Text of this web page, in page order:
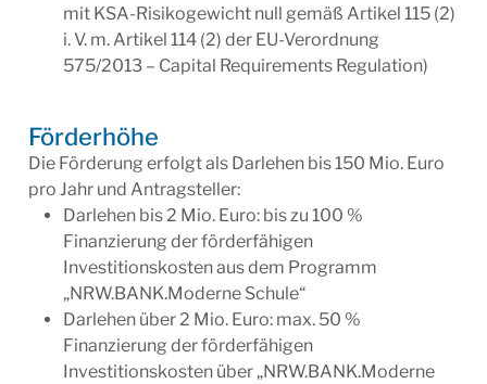
mit KSA-Risikogewicht null gemäß Artikel 115 (2)
i. V. m. Artikel 114 (2) der EU-Verordnung
575/2013 – Capital Requirements Regulation)
Förderhöhe
Die Förderung erfolgt als Darlehen bis 150 Mio. Euro
pro Jahr und Antragsteller:
Darlehen bis 2 Mio. Euro: bis zu 100 %
Finanzierung der förderfähigen
Investitionskosten aus dem Programm
„NRW.BANK.Moderne Schule“
Darlehen über 2 Mio. Euro: max. 50 %
Finanzierung der förderfähigen
Investitionskosten über „NRW.BANK.Moderne